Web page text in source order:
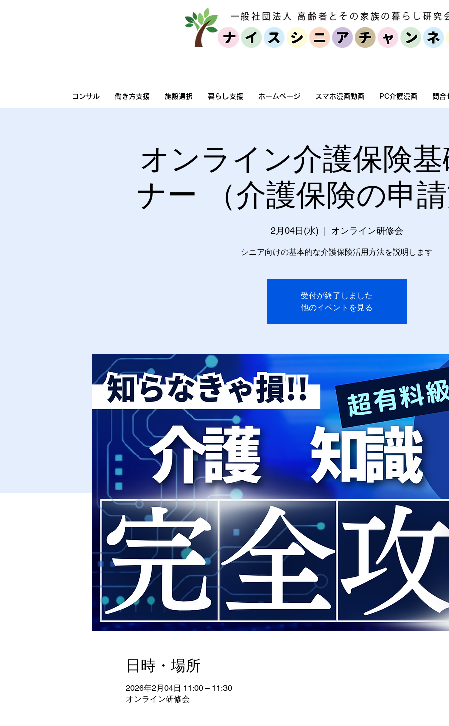
コンサル 働き方支援 施設選択 暮らし支援 ホームページ スマホ漫画動画 PC介護漫画 問合
オンライン介護保険基
ナー （介護保険の申請
2月04日(水) オンライン研修会
シニア向けの基本的な介護保険活用方法を説明します
受付が終了しました
他のイベントを見る
日時・場所
2026年2月04日 11:00 – 11:30
オンライン研修会